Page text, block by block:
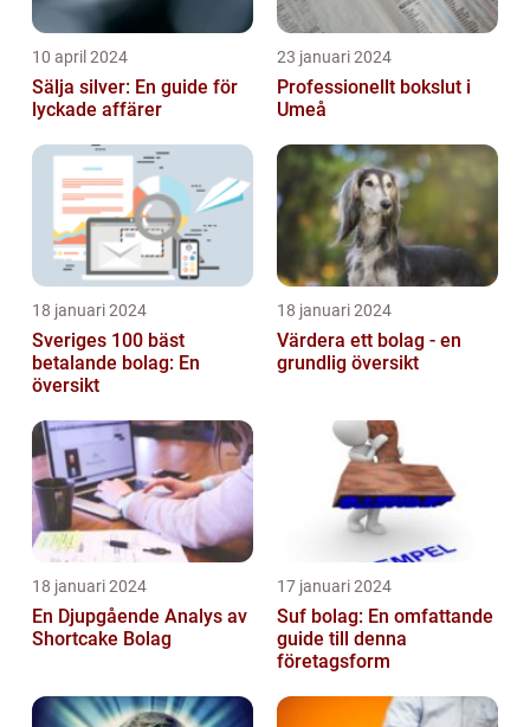
10 april 2024
Sälja silver: En guide för
lyckade affärer
23 januari 2024
Professionellt bokslut i
Umeå
18 januari 2024
Sveriges 100 bäst
betalande bolag: En
översikt
18 januari 2024
Värdera ett bolag - en
grundlig översikt
18 januari 2024
En Djupgående Analys av
Shortcake Bolag
17 januari 2024
Suf bolag: En omfattande
guide till denna
företagsform